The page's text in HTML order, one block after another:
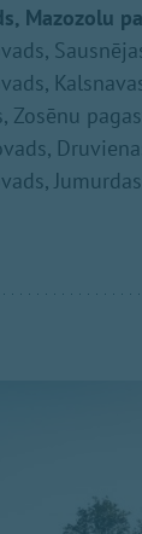
Mazozolu
Zosēnu